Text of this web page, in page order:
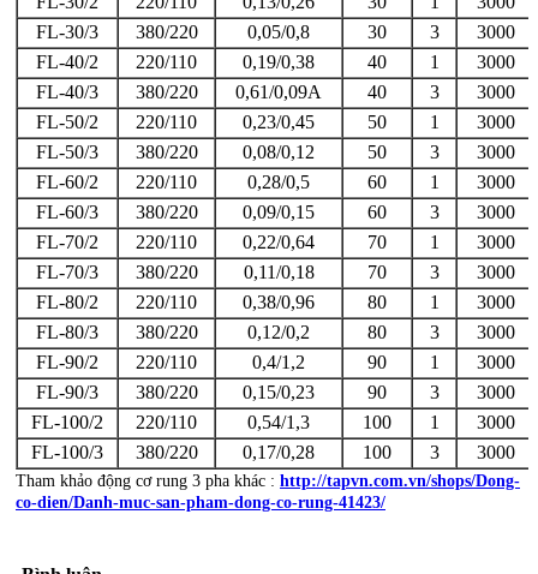
FL-30/3
380/220 0,05/0,8 30 3
3000
FL-40/2
220/110 0,19/0,38 40 1
3000
FL-40/3
380/220 0,61/0,09A 40 3
3000
FL-50/2
220/110 0,23/0,45 50 1
3000
FL-50/3
380/220 0,08/0,12 50 3
3000
FL-60/2
220/110 0,28/0,5 60 1
3000
FL-60/3
380/220 0,09/0,15 60 3
3000
FL-70/2
220/110 0,22/0,64 70 1
3000
FL-70/3
380/220 0,11/0,18 70 3
3000
FL-80/2
220/110 0,38/0,96 80 1
3000
FL-80/3
380/220 0,12/0,2 80 3
3000
FL-90/2
220/110 0,4/1,2 90 1
3000
FL-90/3
380/220 0,15/0,23 90 3
3000
FL-100/2
220/110 0,54/1,3 100 1
3000
FL-100/3
380/220 0,17/0,28 100 3 3000
Tham khảo động cơ rung 3 pha khác : http://tapvn.com.vn/shops/Dong-
co-dien/Danh-muc-san-pham-dong-co-rung-41423/